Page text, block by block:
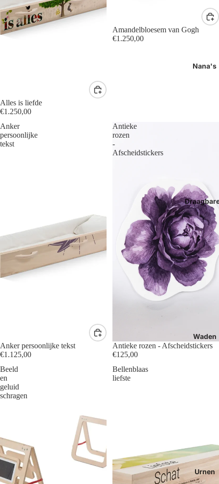
Nana's
Waden
Urnen
Alles is liefde
€1.250,00
Amandelbloesem van Gogh
€1.250,00
Anker
persoonlijke
tekst
Anker persoonlijke tekst
€1.125,00
Antieke
rozen
-
Afscheidstickers
Antieke rozen - Afscheidstickers
€125,00
Beeld
en
geluid
schragen
Bellenblaas
liefste